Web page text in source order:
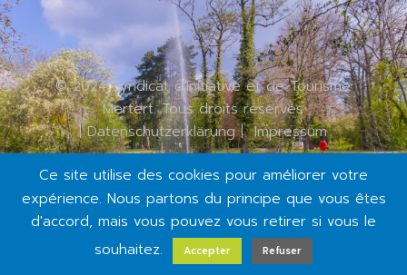
© 2024 Syndicat d'Initiative et de Tourisme
Mertert. Tous droits réservés
|Datenschutzerklärung|Impressum
Ce site utilise des cookies pour améliorer votre
expérience. Nous partons du principe que vous êtes
d'accord, mais vous pouvez vous retirer si vous le
souhaitez.
Accepter Refuser